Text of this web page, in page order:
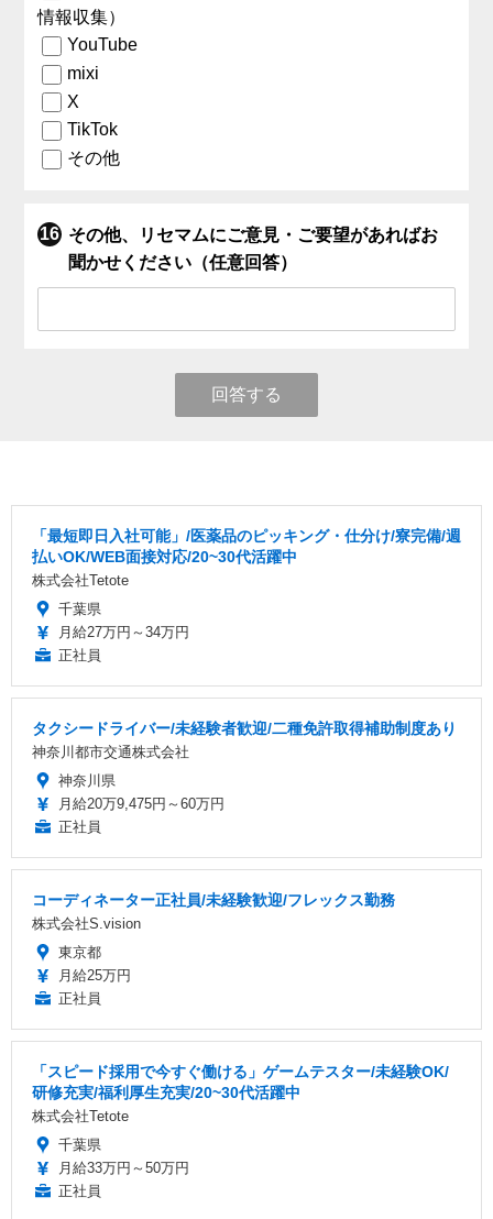
情報収集）
YouTube
mixi
X
TikTok
その他
その他、リセマムにご意見・ご要望があればお
聞かせください（任意回答）
回答する
「最短即日入社可能」/医薬品のピッキング・仕分け/寮完備/週
払いOK/WEB面接対応/20~30代活躍中
株式会社Tetote
千葉県
月給27万円～34万円
正社員
タクシードライバー/未経験者歓迎/二種免許取得補助制度あり
神奈川都市交通株式会社
神奈川県
月給20万9,475円～60万円
正社員
コーディネーター正社員/未経験歓迎/フレックス勤務
株式会社S.vision
東京都
月給25万円
正社員
「スピード採用で今すぐ働ける」ゲームテスター/未経験OK/
研修充実/福利厚生充実/20~30代活躍中
株式会社Tetote
千葉県
月給33万円～50万円
正社員